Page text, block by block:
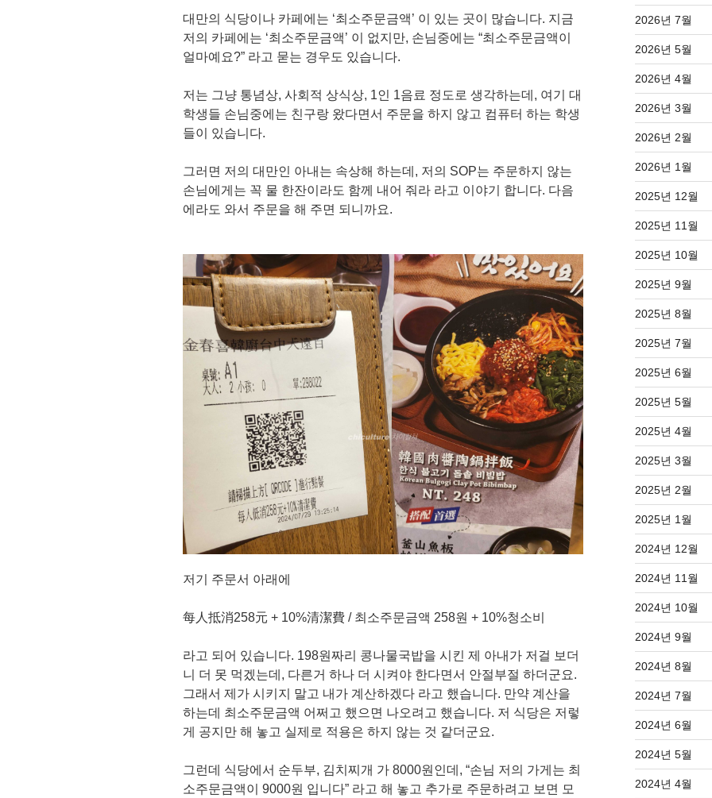
대만의 식당이나 카페에는 ‘최소주문금액’ 이 있는 곳이 많습니다. 지금
저의 카페에는 ‘최소주문금액’ 이 없지만, 손님중에는 “최소주문금액이
얼마예요?” 라고 묻는 경우도 있습니다.
저는 그냥 통념상, 사회적 상식상, 1인 1음료 정도로 생각하는데, 여기 대
학생들 손님중에는 친구랑 왔다면서 주문을 하지 않고 컴퓨터 하는 학생
들이 있습니다.
그러면 저의 대만인 아내는 속상해 하는데, 저의 SOP는 주문하지 않는
손님에게는 꼭 물 한잔이라도 함께 내어 줘라 라고 이야기 합니다. 다음
에라도 와서 주문을 해 주면 되니까요.
저기 주문서 아래에
每人抵消258元 + 10%清潔費 / 최소주문금액 258원 + 10%청소비
라고 되어 있습니다. 198원짜리 콩나물국밥을 시킨 제 아내가 저걸 보더
니 더 못 먹겠는데, 다른거 하나 더 시켜야 한다면서 안절부절 하더군요.
그래서 제가 시키지 말고 내가 계산하겠다 라고 했습니다. 만약 계산을
하는데 최소주문금액 어쩌고 했으면 나오려고 했습니다. 저 식당은 저렇
게 공지만 해 놓고 실제로 적용은 하지 않는 것 같더군요.
그런데 식당에서 순두부, 김치찌개 가 8000원인데, “손님 저의 가게는 최
소주문금액이 9000원 입니다” 라고 해 놓고 추가로 주문하려고 보면 모
2026년 7월
2026년 5월
2026년 4월
2026년 3월
2026년 2월
2026년 1월
2025년 12월
2025년 11월
2025년 10월
2025년 9월
2025년 8월
2025년 7월
2025년 6월
2025년 5월
2025년 4월
2025년 3월
2025년 2월
2025년 1월
2024년 12월
2024년 11월
2024년 10월
2024년 9월
2024년 8월
2024년 7월
2024년 6월
2024년 5월
2024년 4월